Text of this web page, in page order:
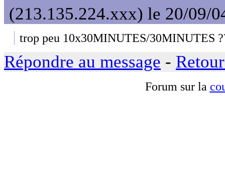
(213.135.224.xxx) le 20/09/
trop peu 10x30MINUTES/30MINUTES
Répondre au message -
Forum sur la